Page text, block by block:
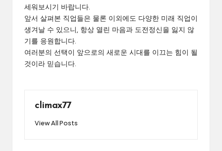
세워보시기 바랍니다.
앞서 살펴본 직업들은 물론 이외에도 다양한 미래 직업이
생겨날 수 있으니, 항상 열린 마음과 도전정신을 잃지 않
기를 응원합니다.
여러분의 선택이 앞으로의 새로운 시대를 이끄는 힘이 될
것이라 믿습니다.
climax77
View All Posts